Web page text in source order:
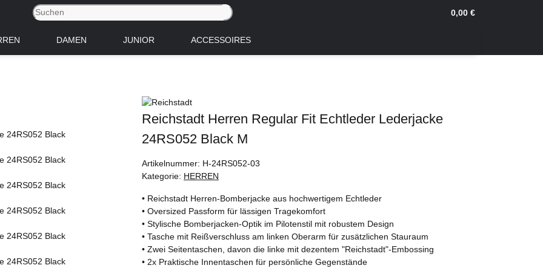
0,00 €
DAMEN JUNIOR ACCESSOIRES
Reichstadt Herren Regular Fit Echtleder Lederjacke
24RS052 Black M
Artikelnummer: H-24RS052-03
Kategorie: HERREN
• Reichstadt Herren-Bomberjacke aus hochwertigem Echtleder
• Oversized Passform für lässigen Tragekomfort
• Stylische Bomberjacken-Optik im Pilotenstil mit robustem Design
• Tasche mit Reißverschluss am linken Oberarm für zusätzlichen Stauraum
• Zwei Seitentaschen, davon die linke mit dezentem "Reichstadt"-Embossing
• 2x Praktische Innentaschen für persönliche Gegenstände